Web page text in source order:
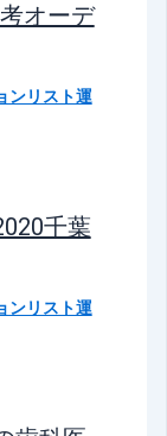
オーデ
ンリスト運
千葉
ンリスト運